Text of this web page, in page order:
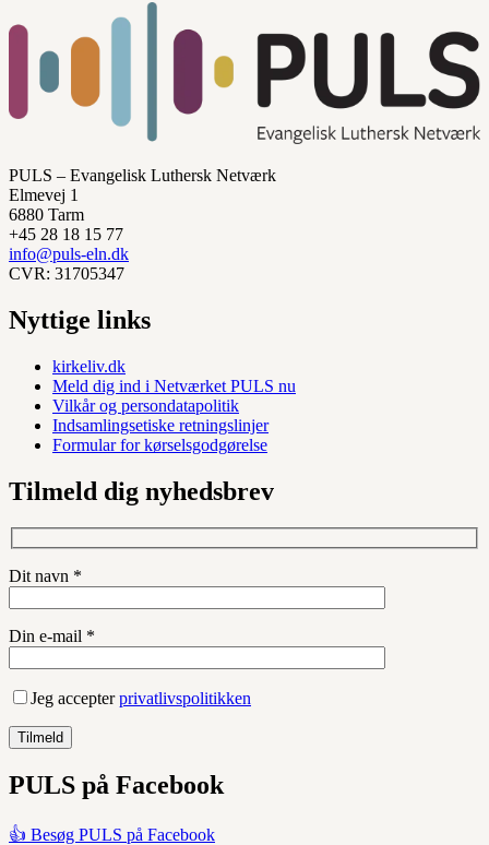
PULS – Evangelisk Luthersk Netværk
Elmevej 1
6880 Tarm
+45 28 18 15 77
info@puls-eln.dk
CVR: 31705347
Nyttige links
kirkeliv.dk
Meld dig ind i Netværket PULS nu
Vilkår og persondatapolitik
Indsamlingsetiske retningslinjer
Formular for kørselsgodgørelse
Tilmeld dig nyhedsbrev
Dit navn *
Din e-mail *
Jeg accepterprivatlivspolitikken
PULS på Facebook
👍 Besøg PULS på Facebook